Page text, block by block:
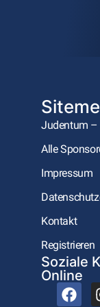
Judentum –
Alle
Impressum
Kontakt
Registrieren
Soziale
Online